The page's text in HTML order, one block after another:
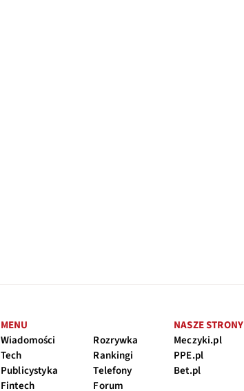
MENU
Wiadomości
Tech
Publicystyka
Fintech
Rozrywka
Rankingi
Telefony
Forum
NASZE STRONY
Meczyki.pl
PPE.pl
Bet.pl